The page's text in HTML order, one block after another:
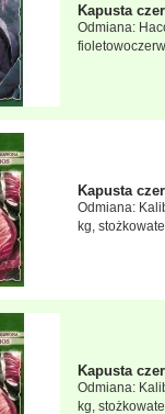
Kapusta
Odmiana:
Kapusta
Odmiana:
kg,
Kapusta
Odmiana:
kg,